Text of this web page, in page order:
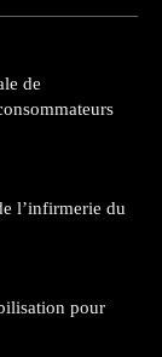
de
l’infirmerie du
pour